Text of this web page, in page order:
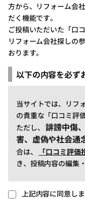
方から、リフォーム会
だく機能です。
ご投稿いただいた「口
リフォーム会社探しの
おります。
以下の内容を必ず
当サイトでは、リフ
の貴重な「口コミ評
ただし、誹謗中傷
害、虚偽や社会通
合は、
「口コミ評
き、投稿内容の編集
上記内容に同意しま